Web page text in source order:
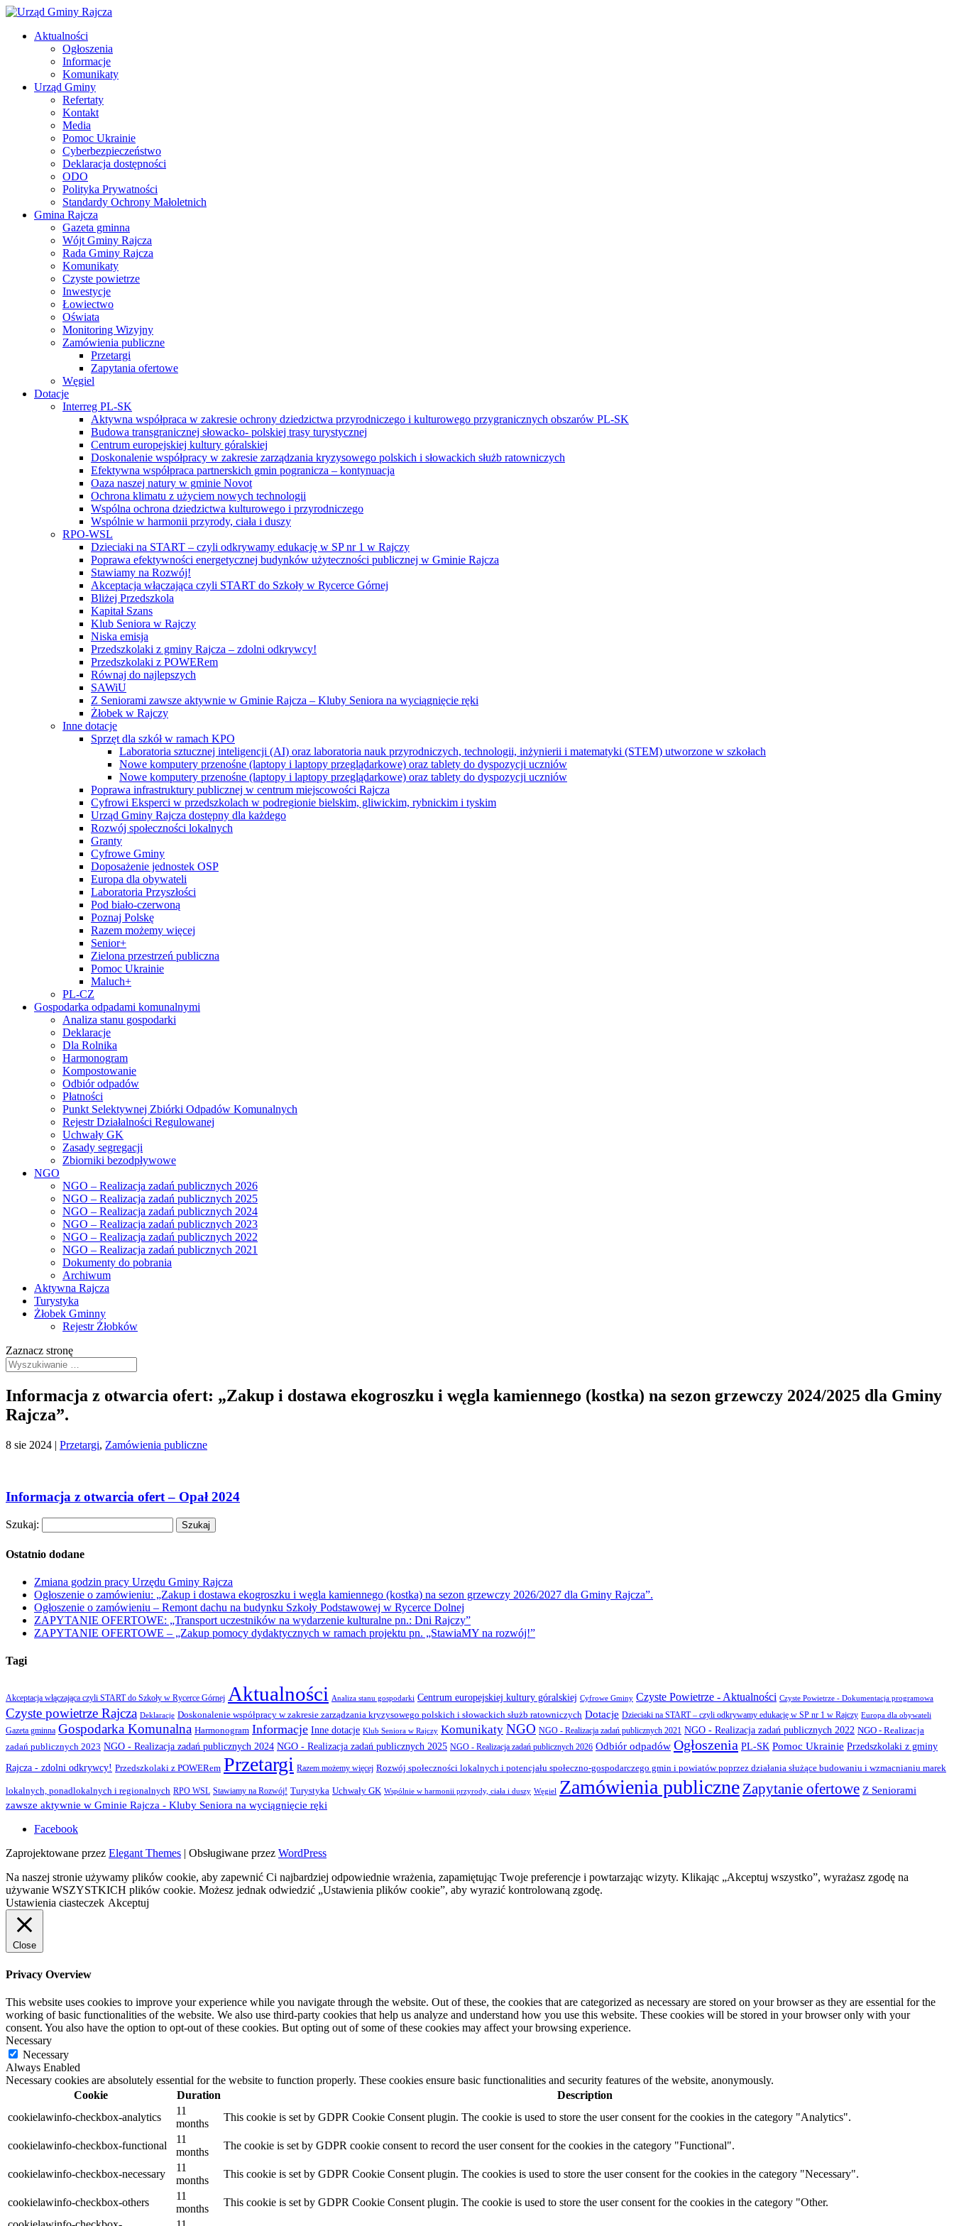
Aktualności
Ogłoszenia
Informacje
Komunikaty
Urząd Gminy
Refertaty
Kontakt
Media
Pomoc Ukrainie
Cyberbezpieczeństwo
Deklaracja dostępności
ODO
Polityka Prywatności
Standardy Ochrony Małoletnich
Gmina Rajcza
Gazeta gminna
Wójt Gminy Rajcza
Rada Gminy Rajcza
Komunikaty
Czyste powietrze
Inwestycje
Łowiectwo
Oświata
Monitoring Wizyjny
Zamówienia publiczne
Przetargi
Zapytania ofertowe
Węgiel
Dotacje
Interreg PL-SK
Aktywna współpraca w zakresie ochrony dziedzictwa przyrodniczego i kulturowego przygranicznych obszarów PL-SK
Budowa transgranicznej słowacko- polskiej trasy turystycznej
Centrum europejskiej kultury góralskiej
Doskonalenie współpracy w zakresie zarządzania kryzysowego polskich i słowackich służb ratowniczych
Efektywna współpraca partnerskich gmin pogranicza – kontynuacja
Oaza naszej natury w gminie Novot
Ochrona klimatu z użyciem nowych technologii
Wspólna ochrona dziedzictwa kulturowego i przyrodniczego
Wspólnie w harmonii przyrody, ciała i duszy
RPO-WSL
Dzieciaki na START – czyli odkrywamy edukację w SP nr 1 w Rajczy
Poprawa efektywności energetycznej budynków użyteczności publicznej w Gminie Rajcza
Stawiamy na Rozwój!
Akceptacja włączająca czyli START do Szkoły w Rycerce Górnej
Bliżej Przedszkola
Kapitał Szans
Klub Seniora w Rajczy
Niska emisja
Przedszkolaki z gminy Rajcza – zdolni odkrywcy!
Przedszkolaki z POWERem
Równaj do najlepszych
SAWiU
Z Seniorami zawsze aktywnie w Gminie Rajcza – Kluby Seniora na wyciągnięcie ręki
Żłobek w Rajczy
Inne dotacje
Sprzęt dla szkół w ramach KPO
Laboratoria sztucznej inteligencji (AI) oraz laboratoria nauk przyrodniczych, technologii, inżynierii i matematyki (STEM) utworzone w szkołach
Nowe komputery przenośne (laptopy i laptopy przeglądarkowe) oraz tablety do dyspozycji uczniów
Nowe komputery przenośne (laptopy i laptopy przeglądarkowe) oraz tablety do dyspozycji uczniów
Poprawa infrastruktury publicznej w centrum miejscowości Rajcza
Cyfrowi Eksperci w przedszkolach w podregionie bielskim, gliwickim, rybnickim i tyskim
Urząd Gminy Rajcza dostępny dla każdego
Rozwój społeczności lokalnych
Granty
Cyfrowe Gminy
Doposażenie jednostek OSP
Europa dla obywateli
Laboratoria Przyszłości
Pod biało-czerwoną
Poznaj Polskę
Razem możemy więcej
Senior+
Zielona przestrzeń publiczna
Pomoc Ukrainie
Maluch+
PL-CZ
Gospodarka odpadami komunalnymi
Analiza stanu gospodarki
Deklaracje
Dla Rolnika
Harmonogram
Kompostowanie
Odbiór odpadów
Płatności
Punkt Selektywnej Zbiórki Odpadów Komunalnych
Rejestr Działalności Regulowanej
Uchwały GK
Zasady segregacji
Zbiorniki bezodpływowe
NGO
NGO – Realizacja zadań publicznych 2026
NGO – Realizacja zadań publicznych 2025
NGO – Realizacja zadań publicznych 2024
NGO – Realizacja zadań publicznych 2023
NGO – Realizacja zadań publicznych 2022
NGO – Realizacja zadań publicznych 2021
Dokumenty do pobrania
Archiwum
Aktywna Rajcza
Turystyka
Żłobek Gminny
Rejestr Żłobków
Zaznacz stronę
Informacja z otwarcia ofert: „Zakup i dostawa ekogroszku i węgla kamiennego (kostka) na sezon grzewczy 2024/2025 dla Gminy
Rajcza”.
8 sie 2024 | Przetargi, Zamówienia publiczne
Informacja z otwarcia ofert – Opał 2024
Szukaj:
Ostatnio dodane
Zmiana godzin pracy Urzędu Gminy Rajcza
Ogłoszenie o zamówieniu: „Zakup i dostawa ekogroszku i węgla kamiennego (kostka) na sezon grzewczy 2026/2027 dla Gminy Rajcza”.
Ogłoszenie o zamówieniu – Remont dachu na budynku Szkoły Podstawowej w Rycerce Dolnej
ZAPYTANIE OFERTOWE: „Transport uczestników na wydarzenie kulturalne pn.: Dni Rajczy”
ZAPYTANIE OFERTOWE – „Zakup pomocy dydaktycznych w ramach projektu pn. „StawiaMY na rozwój!”
Tagi
Akceptacja włączająca czyli START do Szkoły w Rycerce Górnej Aktualności Analiza stanu gospodarki Centrum europejskiej kultury góralskiej Cyfrowe Gminy Czyste Powietrze - Aktualności Czyste Powietrze - Dokumentacja programowa
Czyste powietrze Rajcza Deklaracje Doskonalenie współpracy w zakresie zarządzania kryzysowego polskich i słowackich służb ratowniczych Dotacje Dzieciaki na START – czyli odkrywamy edukację w SP nr 1 w Rajczy Europa dla obywateli
Gazeta gminna Gospodarka Komunalna Harmonogram Informacje Inne dotacje Klub Seniora w Rajczy Komunikaty NGO NGO - Realizacja zadań publicznych 2021 NGO - Realizacja zadań publicznych 2022 NGO - Realizacja
zadań publicznych 2023 NGO - Realizacja zadań publicznych 2024 NGO - Realizacja zadań publicznych 2025 NGO - Realizacja zadań publicznych 2026 Odbiór odpadów Ogłoszenia PL-SK Pomoc Ukrainie Przedszkolaki z gminy
Rajcza - zdolni odkrywcy! Przedszkolaki z POWERem Przetargi Razem możemy więcej Rozwój społeczności lokalnych i potencjału społeczno-gospodarczego gmin i powiatów poprzez działania służące budowaniu i wzmacnianiu marek
lokalnych, ponadlokalnych i regionalnych RPO WSL Stawiamy na Rozwój! Turystyka Uchwały GK Wspólnie w harmonii przyrody, ciała i duszy Węgiel Zamówienia publiczne Zapytanie ofertowe Z Seniorami
zawsze aktywnie w Gminie Rajcza - Kluby Seniora na wyciągnięcie ręki
Facebook
Zaprojektowane przez Elegant Themes | Obsługiwane przez WordPress
Na naszej stronie używamy plików cookie, aby zapewnić Ci najbardziej odpowiednie wrażenia, zapamiętując Twoje preferencje i powtarzając wizyty. Klikając „Akceptuj wszystko”, wyrażasz zgodę na
używanie WSZYSTKICH plików cookie. Możesz jednak odwiedzić „Ustawienia plików cookie”, aby wyrazić kontrolowaną zgodę.
Ustawienia ciasteczek Akceptuj
Close
Privacy Overview
This website uses cookies to improve your experience while you navigate through the website. Out of these, the cookies that are categorized as necessary are stored on your browser as they are essential for the
working of basic functionalities of the website. We also use third-party cookies that help us analyze and understand how you use this website. These cookies will be stored in your browser only with your
consent. You also have the option to opt-out of these cookies. But opting out of some of these cookies may affect your browsing experience.
Necessary
Necessary
Always Enabled
Necessary cookies are absolutely essential for the website to function properly. These cookies ensure basic functionalities and security features of the website, anonymously.
Cookie
Duration
Description
cookielawinfo-checkbox-analytics
11
months
This cookie is set by GDPR Cookie Consent plugin. The cookie is used to store the user consent for the cookies in the category "Analytics".
cookielawinfo-checkbox-functional
11
months
The cookie is set by GDPR cookie consent to record the user consent for the cookies in the category "Functional".
cookielawinfo-checkbox-necessary
11
months
This cookie is set by GDPR Cookie Consent plugin. The cookies is used to store the user consent for the cookies in the category "Necessary".
cookielawinfo-checkbox-others
11
months
This cookie is set by GDPR Cookie Consent plugin. The cookie is used to store the user consent for the cookies in the category "Other.